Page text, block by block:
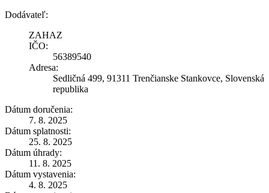
Dodávateľ:
ZAHAZ
IČO:
56389540
Adresa:
Sedličná 499, 91311 Trenčianske Stankovce, Slovenská
republika
Dátum doručenia:
7. 8. 2025
Dátum splatnosti:
25. 8. 2025
Dátum úhrady:
11. 8. 2025
Dátum vystavenia:
4. 8. 2025